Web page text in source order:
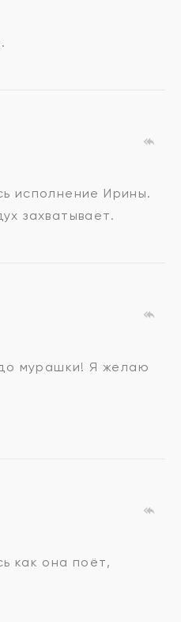
исполнение Ирины.
захватывает.
мурашки! Я желаю
как она поёт,